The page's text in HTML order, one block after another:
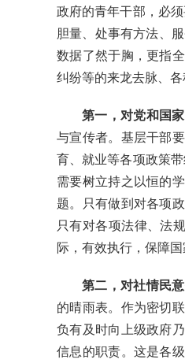
政府的青年干部 ， 必须
胆量、处事有方法、
数据了然于胸，更指
纠纷等的来龙去脉、各
第一，对党和国
与宣传者。基层干部
育、就业等各项政策
需要树立持之以恒的
题。只有做到对各项
只有对各项法律、法
际，有效执行，保障
第二，对社情民
的晴雨表。作为密切
负有及时向上级政府
信息的职责。这是各